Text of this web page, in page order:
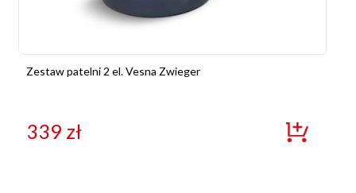
Zestaw patelni 2 el. Vesna Zwieger
339 zł